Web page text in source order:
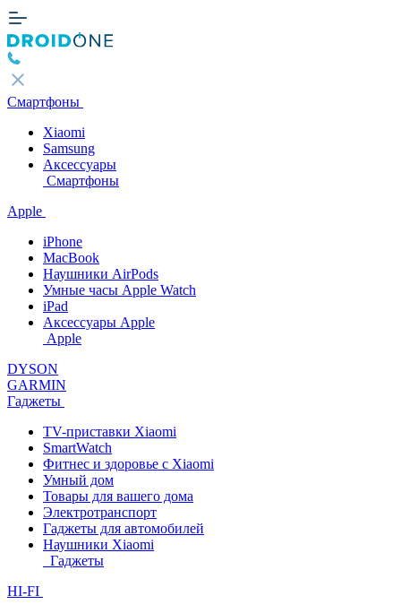
Смартфоны
Xiaomi
Samsung
Аксессуары
Смартфоны
Apple
iPhone
MacBook
Наушники AirPods
Умные часы Apple Watch
iPad
Аксессуары Apple
Apple
DYSON
GARMIN
Гаджеты
TV-приставки Xiaomi
SmartWatch
Фитнес и здоровье с Xiaomi
Умный дом
Товары для вашего дома
Электротранспорт
Гаджеты для автомобилей
Наушники Xiaomi
Гаджеты
HI-FI